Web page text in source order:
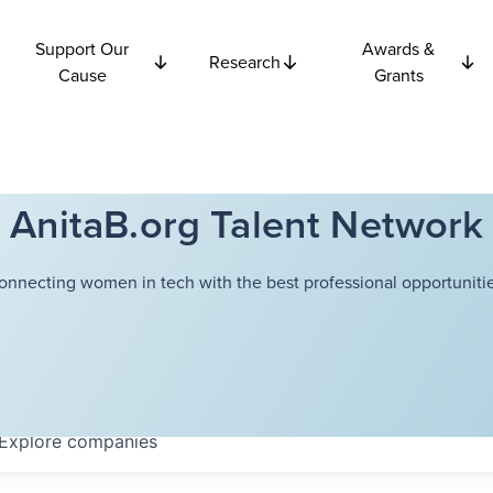
Support Our
Cause
Research
Awards &
Grants
AnitaB.org Talent Network
women in tech with the best professional
companies